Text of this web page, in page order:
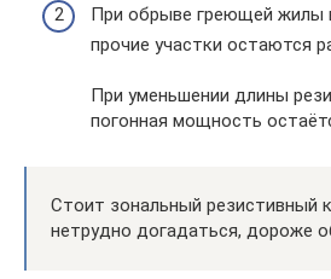
При обрыве греющей жилы
прочие участки остаются
При уменьшении длины
погонная мощность
Стоит зональный резистивный
нетрудно догадаться, дороже